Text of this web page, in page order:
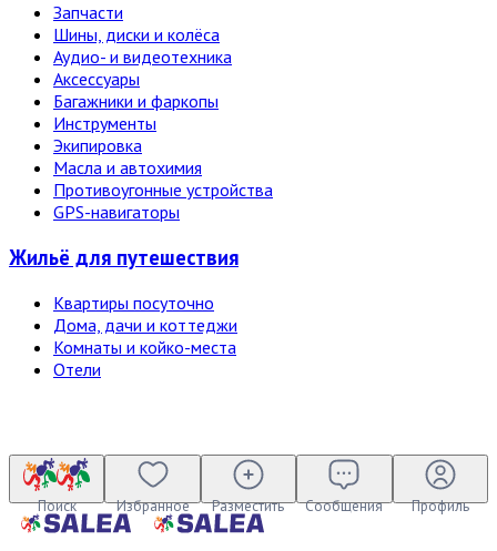
Запчасти
Шины, диски и колёса
Аудио- и видеотехника
Аксессуары
Багажники и фаркопы
Инструменты
Экипировка
Масла и автохимия
Противоугонные устройства
GPS-навигаторы
Жильё для путешествия
Квартиры посуточно
Дома, дачи и коттеджи
Комнаты и койко-места
Отели
Поиск Избранное Разместить Сообщения Профиль